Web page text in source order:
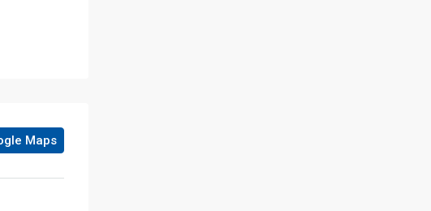
Maps